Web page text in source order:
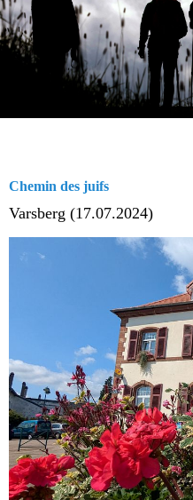
Chemin des juifs
Varsberg (17.07.2024)